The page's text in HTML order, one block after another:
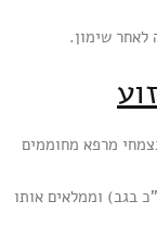
לאחר שימון.
מרפא מחוממים
בגב) וממלאים אותו